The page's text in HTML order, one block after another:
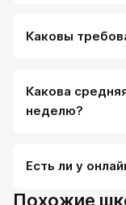
Каковы
Какова
неделю?
Есть ли у
Похожие